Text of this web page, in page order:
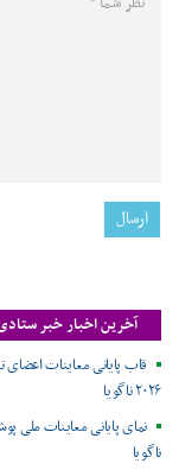
آخرین اخبار خبر
قاب پایانی معاینات
۲۰۲۶ ناگویا
ناگویا